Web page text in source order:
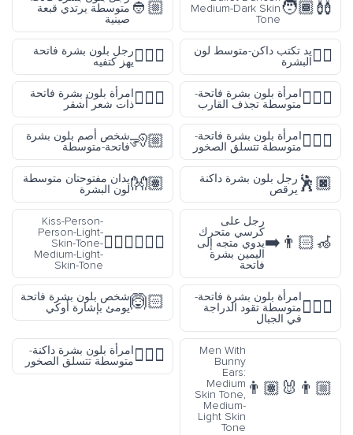
🧑🏾‍🩰
Medium-Dark Skin
Tone
👲🏼 متوسطة يرتدي قبعة
صينية
✍🏾يد تكتب داكن-متوسط لون
البشرة
🤷🏻‍♂️رجل بلون بشرة فاتحة
يهز كتفيه
🚣🏼‍♀️امرأة بلون بشرة فاتحة-
متوسطة تجذف القارب
👱🏻‍♀️امرأة بلون بشرة فاتحة
ذات شعر أشقر
🧗🏼‍♀️امرأة بلون بشرة فاتحة-
متوسطة تتسلق الصخور
🧏🏼شخص أصم بلون بشرة
فاتحة-متوسطة
🕺🏿 رجل بلون بشرة داكنة
يرقص
👐🏽يدان مفتوحتان متوسطة
لون البشرة
👨🏻‍🦽‍➡️
رجل على
كرسي متحرك
يدوي متجه إلى
اليمين بشرة
فاتحة
🧑🏻‍❤️‍💋‍🧑🏼
Kiss-Person-
Person-Light-
Skin-Tone-
Medium-Light-
Skin-Tone
🚵🏼‍♀️
امرأة بلون بشرة فاتحة-
متوسطة تقود الدراجة
في الجبال
🙆🏻شخص بلون بشرة فاتحة
يومئ بإشارة أوكي
👨🏽‍🐰‍👨🏼
Men With
Bunny
Ears:
Medium
Skin Tone,
Medium-
Light Skin
Tone
🧗🏾‍♀️امرأة بلون بشرة داكنة-
متوسطة تتسلق الصخور